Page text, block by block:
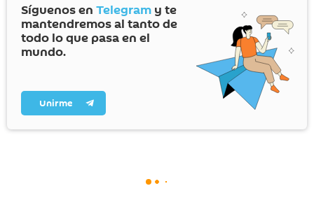
Síguenos en Telegram y te
mantendremos al tanto de
todo lo que pasa en el
mundo.
Unirme